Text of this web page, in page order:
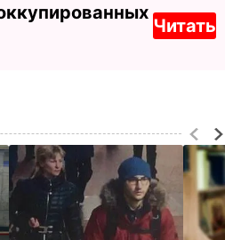
Читать